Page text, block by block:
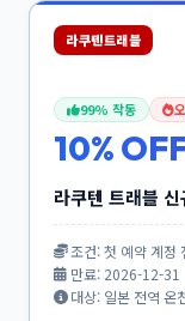
라쿠텐트래블
99% 작동
10%
라쿠텐 트래블
조건: 첫 예약 계정
만료: 2026-12-31
대상: 일본 전역 온